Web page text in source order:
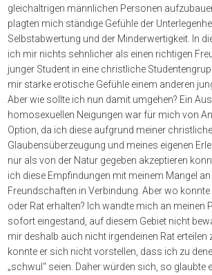
gleichaltrigen männlichen Personen
plagten mich ständige Gefühle der
Selbstabwertung und der Minderwertigkeit. In
ich mir nichts sehnlicher als einen richtigen
junger Student in eine christliche
mir starke erotische Gefühle einem anderen
Aber wie sollte ich nun damit umgehen? Ein
homosexuellen Neigungen war für mich von
Option, da ich diese aufgrund meiner
Glaubensüberzeugung und meines eigenen
nur als von der Natur gegeben akzeptieren
ich diese Empfindungen mit meinem Mangel
Freundschaften in Verbindung. Aber wo
oder Rat erhalten? Ich wandte mich an meinen
sofort eingestand, auf diesem Gebiet nicht
mir deshalb auch nicht irgendeinen Rat erteilen
konnte er sich nicht vorstellen, dass ich zu
„schwul“ seien. Daher würden sich, so glaubte